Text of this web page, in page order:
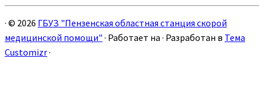
· © 2026 ГБУЗ "Пензенская областная станция скорой
медицинской помощи" · Работает на · Разработан в Тема
Customizr·